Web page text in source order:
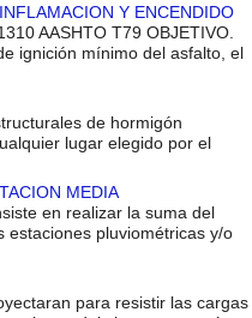
Y ENCENDIDO
AASHTO T79 OBJETIVO.
ignición mínimo del asfalto, el
de hormigón
lugar elegido por el
MEDIA
en realizar la suma del
estaciones pluviométricas y/o
para resistir las cargas